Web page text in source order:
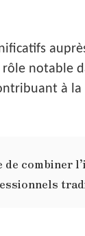
notable
à
combiner